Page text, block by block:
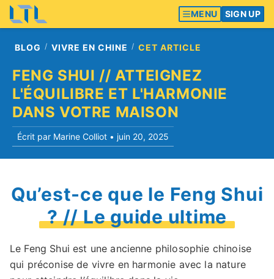
MENU SIGN UP
BLOG VIVRE EN CHINE CET ARTICLE
FENG SHUI // ATTEIGNEZ
L'ÉQUILIBRE ET L'HARMONIE
DANS VOTRE MAISON
Écrit par Marine Colliot • juin 20, 2025
Qu’est-ce que le Feng Shui
? // Le guide ultime
Le Feng Shui est une ancienne philosophie chinoise
qui préconise de vivre en harmonie avec la nature